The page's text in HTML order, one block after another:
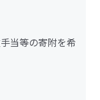
当等の寄附を希